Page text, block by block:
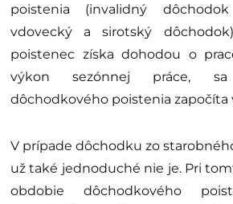
poistenia (invalidný
vdovecký a sirotský
poistenec získa dohodou o
výkon sezónnej práce,
dôchodkového poistenia započíta
V prípade dôchodku zo
už také jednoduché nie je. Pri
obdobie dôchodkového